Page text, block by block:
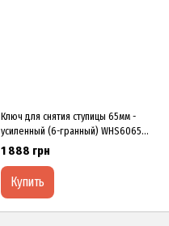
Ключ для снятия ступицы 65мм -
уcилeнный (6-гpaнный) WHS6065
XЗCO
1 888 грн
Купить